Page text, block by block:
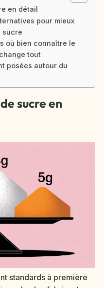
en détail
pour mieux
sucre
où bien connaître le
tout
posées autour du
sucre en
standards à première